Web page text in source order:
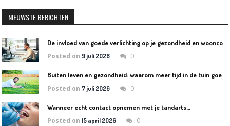
NIEUWSTE BERICHTEN
Posted on 9 juli 2026 0
Posted on 7 juli 2026 0
Wanneer echt contact opnemen met je tandarts…
Posted on15 april 2026 0